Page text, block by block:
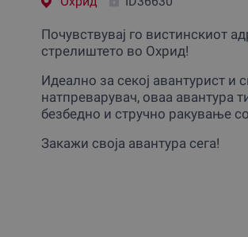
Почувствувај го вистинскиот
стрелиштето во Охрид!
Идеално за секој авантурист и
натпреварувач, оваа авантура
безбедно и стручно ракување
Закажи своја авантура сега!